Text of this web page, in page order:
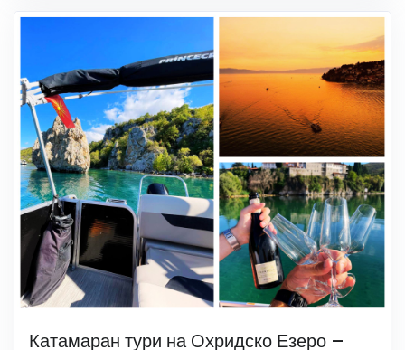
Катамаран тури на Охридско Езеро –